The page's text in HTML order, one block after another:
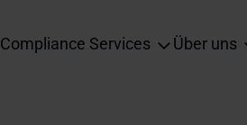
Compliance Services Über uns